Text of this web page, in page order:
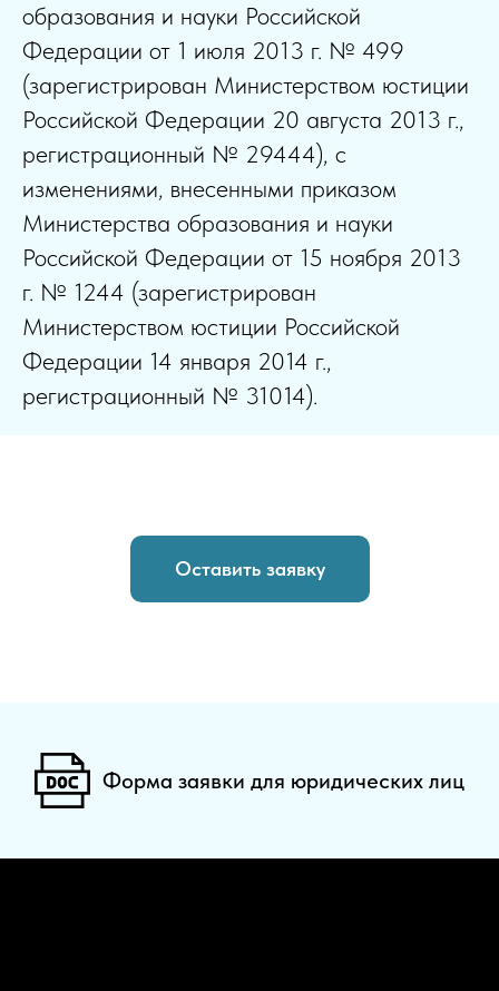
образования и науки Российской
Федерации от 1 июля 2013 г. № 499
(зарегистрирован Министерством юстиции
Российской Федерации 20 августа 2013 г.,
регистрационный № 29444), с
изменениями, внесенными приказом
Министерства образования и науки
Российской Федерации от 15 ноября 2013
г. № 1244 (зарегистрирован
Министерством юстиции Российской
Федерации 14 января 2014 г.,
регистрационный № 31014).
Оставить заявку
Форма заявки для юридических лиц